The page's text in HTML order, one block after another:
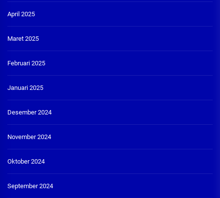
April 2025
Maret 2025
Februari 2025
Januari 2025
Desember 2024
November 2024
Oktober 2024
September 2024